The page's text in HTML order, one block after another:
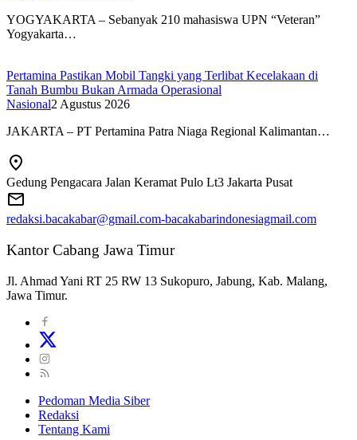
YOGYAKARTA – Sebanyak 210 mahasiswa UPN “Veteran”
Yogyakarta…
Pertamina Pastikan Mobil Tangki yang Terlibat Kecelakaan di
Tanah Bumbu Bukan Armada Operasional
Nasional2 Agustus 2026
JAKARTA – PT Pertamina Patra Niaga Regional Kalimantan…
Gedung Pengacara Jalan Keramat Pulo Lt3 Jakarta Pusat
redaksi.bacakabar@gmail.com-bacakabarindonesiagmail.com
Kantor Cabang Jawa Timur
Jl. Ahmad Yani RT 25 RW 13 Sukopuro, Jabung, Kab. Malang,
Jawa Timur.
Pedoman Media Siber
Redaksi
Tentang Kami